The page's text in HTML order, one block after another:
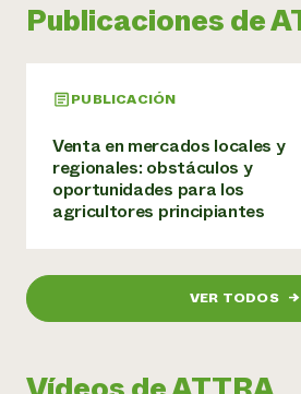
Programa de descuentos de
Servicios energéticos
Centro de intercambio de
Oportunidades de financiación
Noticias
Internship Hub
Buscar prácticas
Contratar a un becario
Todos
contribuyen a la
comunidad.
DONAR AHORA
Publicaciones de
PUBLICACIÓN
Venta en mercados locales y
regionales: obstáculos y
oportunidades para los
agricultores principiantes
VER TODOS →